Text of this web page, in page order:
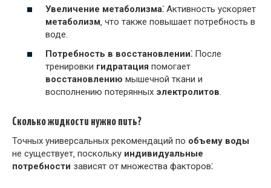
Увеличение метаболизма⁚ Активность ускоряет
метаболизм‚ что также повышает потребность в
воде.
Потребность в восстановлении⁚ После
тренировки гидратация помогает
восстановлению мышечной ткани и
восполнению потерянных электролитов.
Сколько жидкости нужно пить?
Точных универсальных рекомендаций по объему воды
не существует‚ поскольку индивидуальные
потребности зависят от множества факторов⁚